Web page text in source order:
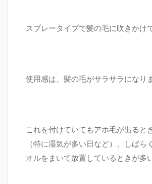
スプレータイプで髪の毛に吹きかけ
使用感は、髪の毛がサラサラになり
これを付けていてもアホ毛が出ると
（特に湿気が多い日など）、しばら
オルをまいて放置しているときが多